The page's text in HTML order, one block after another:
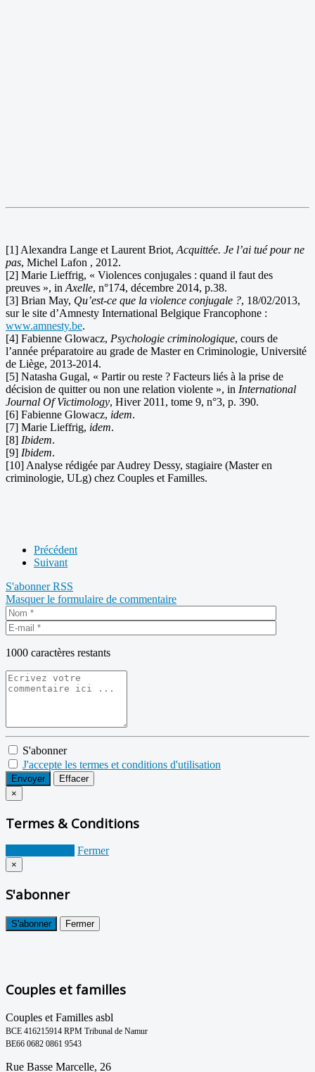
[1] Alexandra Lange et Laurent Briot, Acquittée. Je l’ai tué pour ne
pas, Michel Lafon , 2012.
[2] Marie Lieffrig, « Violences conjugales : quand il faut des
preuves », in Axelle, n°174, décembre 2014, p.38.
[3] Brian May, Qu’est-ce que la violence conjugale ?, 18/02/2013,
sur le site d’Amnesty International Belgique Francophone :
www.amnesty.be.
[4] Fabienne Glowacz, Psychologie criminologique, cours de
l’année préparatoire au grade de Master en Criminologie, Université
de Liège, 2013-2014.
[5] Natasha Gugal, « Partir ou reste ? Facteurs liés à la prise de
décision de quitter ou non une relation violente », in International
Journal Of Victimology, Hiver 2011, tome 9, n°3, p. 390.
[6] Fabienne Glowacz, idem.
[7] Marie Lieffrig, idem.
[8] Ibidem.
[9] Ibidem.
[10] Analyse rédigée par Audrey Dessy, stagiaire (Master en
criminologie, ULg) chez Couples et Familles.
Précédent
Suivant
S'abonnerRSS
Masquer le formulaire de commentaire
1000 caractères restants
S'abonner
J'accepte les termes et conditions d'utilisation
Envoyer
Effacer
×
Termes & Conditions
Fermer
×
S'abonner
S'abonner Fermer
Couples et familles
Couples et Familles asbl
BCE 416215914 RPM Tribunal de Namur
BE66 0682 0861 9543
Rue Basse Marcelle, 26